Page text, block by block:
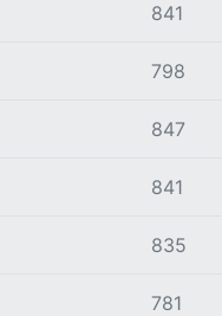
841
798
847
841
835
781